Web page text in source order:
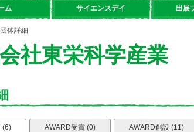
ム サイエンスデイ 出展
体詳細
社東栄科学産業
(6) AWARD受賞 (0) AWARD創設 (11)